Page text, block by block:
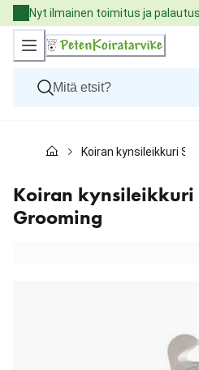
Skip
to
Content
Nyt ilmainen toimitus ja
Kissat
Eläinlääkäriruoat
Tuotemerkit
Uutuudet
Koiran kynsileikkuri
Koiran kynsileikkuri
Grooming